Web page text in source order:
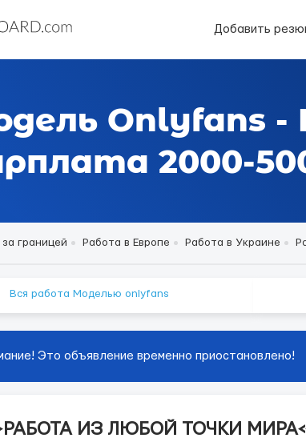
Добавить
Onlyfans -
2000-
границей Работа в Европе Работа в Украине
работа Моделью onlyfans
Это объявление временно приостановлено!
ИЗ ЛЮБОЙ ТОЧКИ